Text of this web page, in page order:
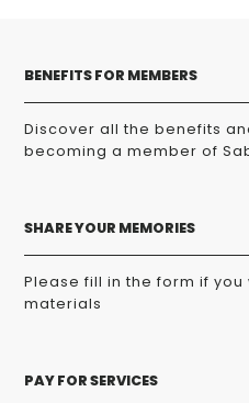
BENEFITS FOR MEMBERS
Discover all the benefits
becoming a member of
SHARE YOUR MEMORIES
Please fill in the form if you
materials
PAY FOR SERVICES